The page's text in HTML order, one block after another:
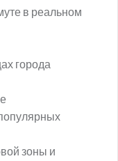
в реальном
города
зоны и